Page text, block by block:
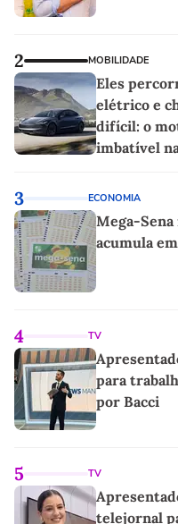
2 MOBILIDADE
Eles
elétrico e
difícil: o
imbatível
3 ECONOMIA
Mega-
acumula
4 TV
para
por Bacci
5 TV
telejornal